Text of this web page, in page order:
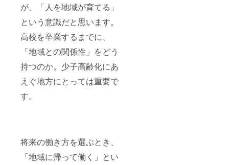
が、「人を地域が育てる」
という意識だと思います。
高校を卒業するまでに、
「地域との関係性」をどう
持つのか。少子高齢化にあ
えぐ地方にとっては重要で
す。
将来の働き方を選ぶとき、
「地域に帰って働く」とい